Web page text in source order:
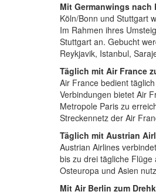
Mit Germanwings
Köln/Bonn und Stuttgart
Im Rahmen ihres
Stuttgart an. Gebucht
Reykjavik, Istanbul,
Täglich mit Air France
Air France bedient
Verbindungen bietet Air
Metropole Paris zu
Streckennetz der Air
Täglich mit Austrian
Austrian Airlines
bis zu drei tägliche
Osteuropa und Asien
Mit Air Berlin zum